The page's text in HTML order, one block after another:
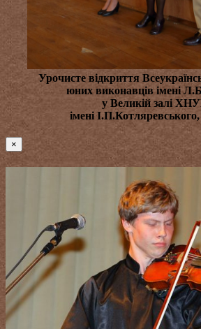
Урочисте відкриття
юних виконавців імені
у Великій залі
імені І.П.Котляревського,
×